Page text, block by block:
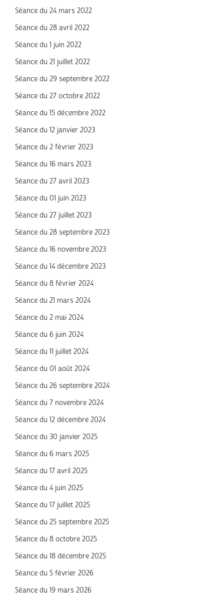
Séance du 24 mars 2022
Séance du 28 avril 2022
Séance du 1 juin 2022
Séance du 21 juillet 2022
Séance du 29 septembre 2022
Séance du 27 octobre 2022
Séance du 15 décembre 2022
Séance du 12 janvier 2023
Séance du 2 février 2023
Séance du 16 mars 2023
Séance du 27 avril 2023
Séance du 01 juin 2023
Séance du 27 juillet 2023
Séance du 28 septembre 2023
Séance du 16 novembre 2023
Séance du 14 décembre 2023
Séance du 8 février 2024
Séance du 21 mars 2024
Séance du 2 mai 2024
Séance du 6 juin 2024
Séance du 11 juillet 2024
Séance du 01 août 2024
Séance du 26 septembre 2024
Séance du 7 novembre 2024
Séance du 12 décembre 2024
Séance du 30 janvier 2025
Séance du 6 mars 2025
Séance du 17 avril 2025
Séance du 4 juin 2025
Séance du 17 juillet 2025
Séance du 25 septembre 2025
Séance du 8 octobre 2025
Séance du 18 décembre 2025
Séance du 5 février 2026
Séance du 19 mars 2026